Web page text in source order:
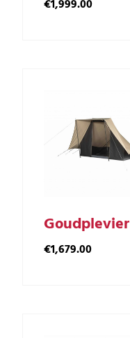
€1,999.00
Goudplevier
€1,679.00